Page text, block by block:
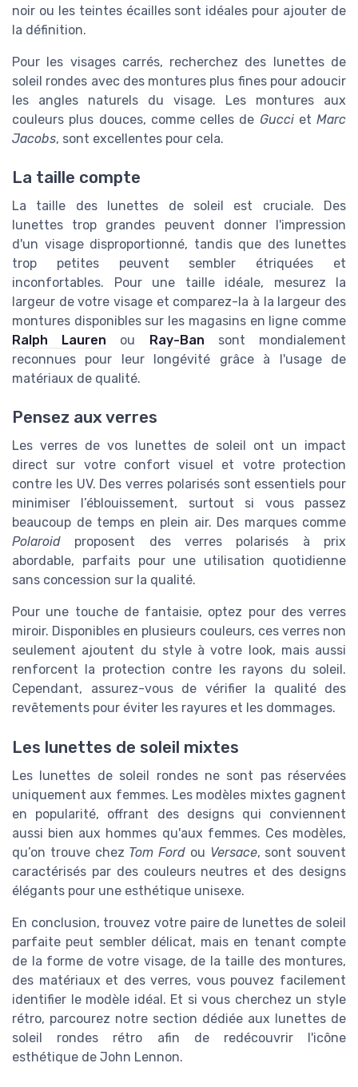
noir ou les teintes écailles sont idéales pour ajouter de
la définition.
Pour les visages carrés, recherchez des lunettes de
soleil rondes avec des montures plus fines pour adoucir
les angles naturels du visage. Les montures aux
couleurs plus douces, comme celles de Gucciet Marc
Jacobs, sont excellentes pour cela.
La taille compte
La taille des lunettes de soleil est cruciale. Des
lunettes trop grandes peuvent donner l'impression
d'un visage disproportionné, tandis que des lunettes
trop petites peuvent sembler étriquées et
inconfortables. Pour une taille idéale, mesurez la
largeur de votre visage et comparez-la à la largeur des
montures disponibles sur les magasins en ligne comme
Ralph Lauren ou Ray-Ban sont mondialement
reconnues pour leur longévité grâce à l'usage de
matériaux de qualité.
Pensez aux verres
Les verres de vos lunettes de soleil ont un impact
direct sur votre confort visuel et votre protection
contre les UV. Des verres polarisés sont essentiels pour
minimiser l’éblouissement, surtout si vous passez
beaucoup de temps en plein air. Des marques comme
Polaroid proposent des verres polarisés à prix
abordable, parfaits pour une utilisation quotidienne
sans concession sur la qualité.
Pour une touche de fantaisie, optez pour des verres
miroir. Disponibles en plusieurs couleurs, ces verres non
seulement ajoutent du style à votre look, mais aussi
renforcent la protection contre les rayons du soleil.
Cependant, assurez-vous de vérifier la qualité des
revêtements pour éviter les rayures et les dommages.
Les lunettes de soleil mixtes
Les lunettes de soleil rondes ne sont pas réservées
uniquement aux femmes. Les modèles mixtes gagnent
en popularité, offrant des designs qui conviennent
aussi bien aux hommes qu'aux femmes. Ces modèles,
qu’on trouve chez Tom Ford ou Versace, sont souvent
caractérisés par des couleurs neutres et des designs
élégants pour une esthétique unisexe.
En conclusion, trouvez votre paire de lunettes de soleil
parfaite peut sembler délicat, mais en tenant compte
de la forme de votre visage, de la taille des montures,
des matériaux et des verres, vous pouvez facilement
identifier le modèle idéal. Et si vous cherchez un style
rétro, parcourez notre section dédiée aux lunettes de
soleil rondes rétro afin de redécouvrir l'icône
esthétique de John Lennon.